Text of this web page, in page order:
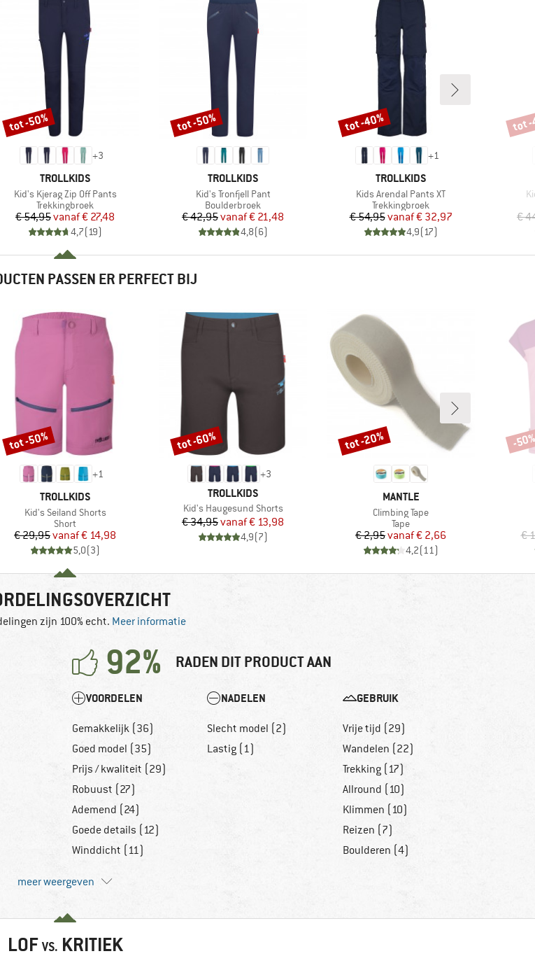
+3
MERK
TROLLKIDS
Artikel
Kid's Kjerag Zip Off Pants
Productgroep
Trekkingbroek
Prijs
€ 54,95 Verlaagde prijs
vanaf€ 27,48
4,7(19)
Korting
tot -50%
MERK
TROLLKIDS
Artikel
Kid's Tronfjell Pant
Productgroep
Boulderbroek
Prijs
€ 42,95 Verlaagde prijs
vanaf€ 21,48
4,8(6)
Korting
tot -50%
+1
MERK
TROLLKIDS
Artikel
Kids Arendal Pants XT
Productgroep
Trekkingbroek
Prijs
€ 54,95 Verlaagde prijs
vanaf€ 32,97
4,9(17)
Korting
tot -40%
€
tot
PASSEN ER PERFECT BIJ
+1
MERK
TROLLKIDS
Artikel
Kid's Seiland Shorts
Productgroep
Short
Prijs
€ 29,95 Verlaagde prijs
vanaf€ 14,98
5,0(3)
Korting
tot -50%
+3
MERK
TROLLKIDS
Artikel
Kid's Haugesund Shorts
Prijs
€ 34,95 Verlaagde prijs
vanaf€ 13,98
4,9(7)
Korting
tot -60%
MERK
MANTLE
Artikel
Climbing Tape
Productgroep
Tape
Prijs
€ 2,95 Verlaagde prijs
vanaf€ 2,66
4,2(11)
Korting
tot -20%
€
-
zijn 100% echt. Meer informatie
92% RADEN DIT PRODUCT AAN
VOORDELEN
Gemakkelijk (36)
Goed model (35)
Prijs / kwaliteit (29)
Robuust (27)
Ademend (24)
Goede details (12)
Winddicht (11)
NADELEN
Slecht model (2)
Lastig (1)
GEBRUIK
Vrije tijd (29)
Wandelen (22)
Trekking (17)
Allround (10)
Klimmen (10)
Reizen (7)
Boulderen (4)
meer weergeven
LOF VS. KRITIEK